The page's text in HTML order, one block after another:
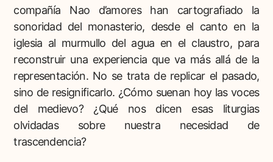
compañía Nao d’amores han cartografiado la
sonoridad del monasterio, desde el canto en la
iglesia al murmullo del agua en el claustro, para
reconstruir una experiencia que va más allá de la
representación. No se trata de replicar el pasado,
sino de resignificarlo. ¿Cómo suenan hoy las voces
del medievo? ¿Qué nos dicen esas liturgias
olvidadas sobre nuestra necesidad de
trascendencia?